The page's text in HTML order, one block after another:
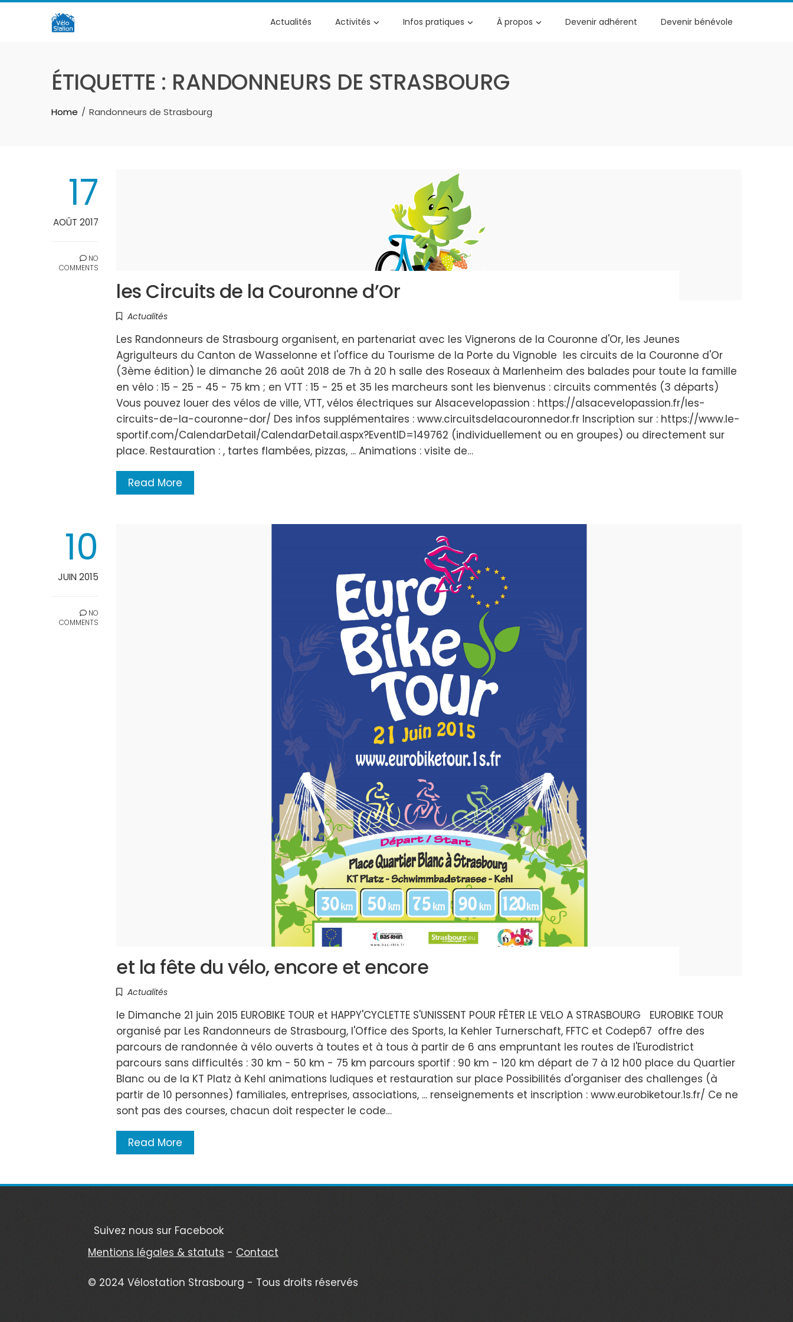
Skip
Actualités Activités Infos pratiques À propos Devenir adhérent Devenir bénévole
ÉTIQUETTE : RANDONNEURS DE STRASBOURG
Home Randonneurs de Strasbourg
17
AOÛT 2017
NO
COMMENTS
les Circuits de la Couronne d’Or
Actualités
Les Randonneurs de Strasbourg organisent, en partenariat avec les Vignerons de la Couronne d'Or, les Jeunes
Agrigulteurs du Canton de Wasselonne et l'office du Tourisme de la Porte du Vignoble les circuits de la Couronne d'Or
(3ème édition) le dimanche 26 août 2018 de 7h à 20 h salle des Roseaux à Marlenheim des balades pour toute la famille
en vélo : 15 - 25 - 45 - 75 km ; en VTT : 15 - 25 et 35 les marcheurs sont les bienvenus : circuits commentés (3 départs)
Vous pouvez louer des vélos de ville, VTT, vélos électriques sur Alsacevelopassion : https://alsacevelopassion.fr/les-
circuits-de-la-couronne-dor/ Des infos supplémentaires : www.circuitsdelacouronnedor.fr Inscription sur : https://www.le-
sportif.com/CalendarDetail/CalendarDetail.aspx?EventID=149762 (individuellement ou en groupes) ou directement sur
place. Restauration : , tartes flambées, pizzas, ... Animations : visite de…
Read More
10
JUIN 2015
NO
COMMENTS
et la fête du vélo, encore et encore
Actualités
le Dimanche 21 juin 2015 EUROBIKE TOUR et HAPPY'CYCLETTE S'UNISSENT POUR FÊTER LE VELO A STRASBOURG EUROBIKE TOUR
organisé par Les Randonneurs de Strasbourg, l'Office des Sports, la Kehler Turnerschaft, FFTC et Codep67 offre des
parcours de randonnée à vélo ouverts à toutes et à tous à partir de 6 ans empruntant les routes de l'Eurodistrict
parcours sans difficultés : 30 km - 50 km - 75 km parcours sportif : 90 km - 120 km départ de 7 à 12 h00 place du Quartier
Blanc ou de la KT Platz à Kehl animations ludiques et restauration sur place Possibilités d'organiser des challenges (à
partir de 10 personnes) familiales, entreprises, associations, ... renseignements et inscription : www.eurobiketour.1s.fr/ Ce ne
sont pas des courses, chacun doit respecter le code…
Read More
Suivez nous sur Facebook
Mentions légales & statuts - Contact
© 2024 Vélostation Strasbourg - Tous droits réservés